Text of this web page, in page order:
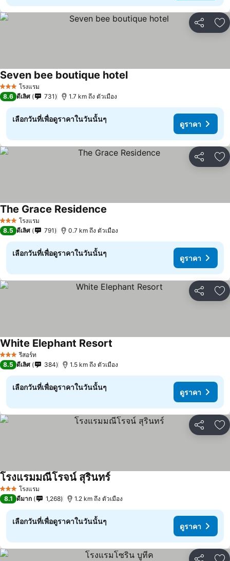
แชร์ เ
3 ดาว โรงแรม
Seven bee boutique hotel
8.6 ดีเลิศ 731 1.7 km ถึง ตัวเมือง
เลือกวันที่เพื่อดูราคาในวันนั้นๆ
ดูราคา
แชร์ เ
3 ดาว โรงแรม
The Grace Residence
8.5 ดีเลิศ 791 0.7 km ถึง ตัวเมือง
เลือกวันที่เพื่อดูราคาในวันนั้นๆ
ดูราคา
แชร์ เ
3 ดาว รีสอร์ท
White Elephant Resort
8.5 ดีเลิศ 384 1.5 km ถึง ตัวเมือง
เลือกวันที่เพื่อดูราคาในวันนั้นๆ
ดูราคา
แชร์ เ
3 ดาว โรงแรม
โรงแรมมณีโรจน์ สุรินทร์
8.1 ดีมาก 1,268 1.2 km ถึง ตัวเมือง
เลือกวันที่เพื่อดูราคาในวันนั้นๆ
ดูราคา